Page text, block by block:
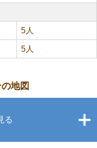
5人
5人
地図
る